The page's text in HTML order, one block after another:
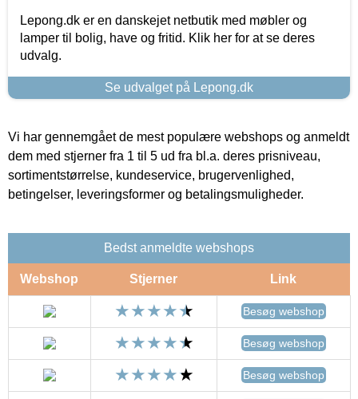
Lepong.dk er en danskejet netbutik med møbler og
lamper til bolig, have og fritid. Klik her for at se deres
udvalg.
Se udvalget på Lepong.dk
Vi har gennemgået de mest populære webshops og anmeldt
dem med stjerner fra 1 til 5 ud fra bl.a. deres prisniveau,
sortimentstørrelse, kundeservice, brugervenlighed,
betingelser, leveringsformer og betalingsmuligheder.
Bedst anmeldte webshops
Webshop Stjerner Link
Besøg webshop
Besøg webshop
Besøg webshop